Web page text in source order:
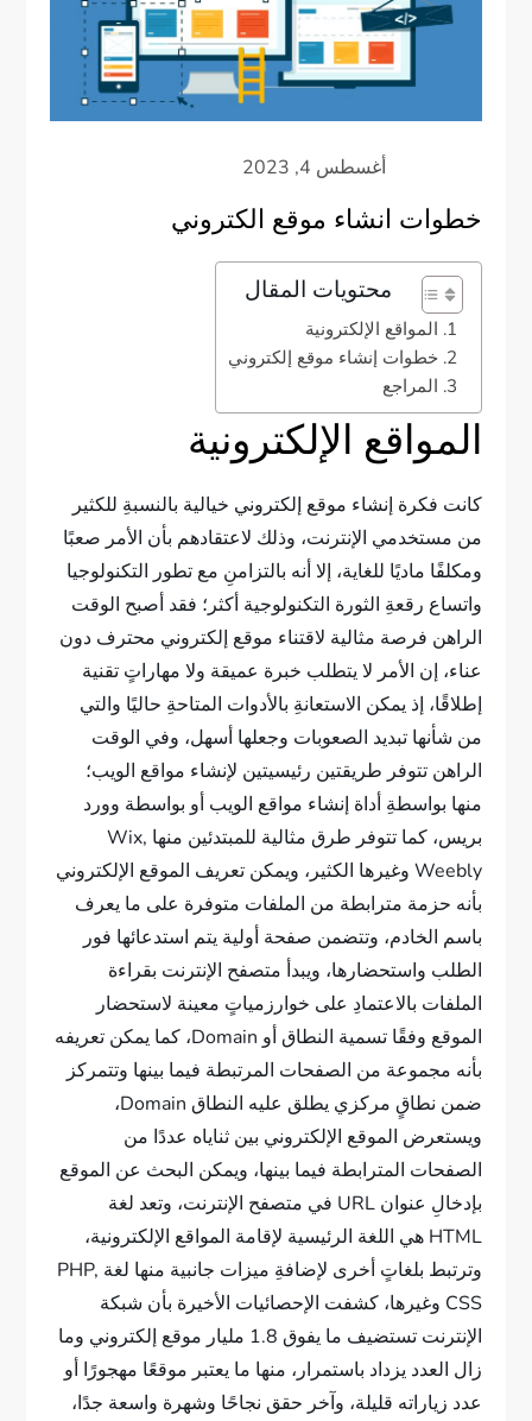
خطوات انشاء موقع الكتروني
محتويات المقال
المواقع الإلكترونية
خطوات إنشاء موقع إلكتروني
المراجع
المواقع الإلكترونية
كانت فكرة إنشاء موقع إلكتروني خيالية بالنسبةِ للكثير
من مستخدمي الإنترنت، وذلك لاعتقادهم بأن الأمر صعبًا
ومكلفًا ماديًا للغاية، إلا أنه بالتزامنِ مع تطور التكنولوجيا
واتساع رقعةِ الثورة التكنولوجية أكثر؛ فقد أصبح الوقت
الراهن فرصة مثالية لاقتناء موقع إلكتروني محترف دون
عناء، إن الأمر لا يتطلب خبرة عميقة ولا مهاراتٍ تقنية
إطلاقًا، إذ يمكن الاستعانةِ بالأدوات المتاحةِ حاليًا والتي
من شأنها تبديد الصعوبات وجعلها أسهل، وفي الوقت
الراهن تتوفر طريقتين رئيسيتين لإنشاء مواقع الويب؛
منها بواسطةِ أداة إنشاء مواقع الويب أو بواسطة وورد
بريس، كما تتوفر طرق مثالية للمبتدئين منها Wix,
Weebly وغيرها الكثير، ويمكن تعريف الموقع الإلكتروني
بأنه حزمة مترابطة من الملفات متوفرة على ما يعرف
باسم الخادم، وتتضمن صفحة أولية يتم استدعائها فور
الطلب واستحضارها، ويبدأ متصفح الإنترنت بقراءة
الملفات بالاعتمادِ على خوارزمياتٍ معينة لاستحضار
الموقع وفقًا تسمية النطاق أو Domain، كما يمكن تعريفه
بأنه مجموعة من الصفحات المرتبطة فيما بينها وتتمركز
ضمن نطاقٍ مركزي يطلق عليه النطاق Domain،
ويستعرض الموقع الإلكتروني بين ثناياه عددًا من
الصفحات المترابطة فيما بينها، ويمكن البحث عن الموقع
بإدخالِ عنوان URL في متصفح الإنترنت، وتعد لغة
HTML هي اللغة الرئيسية لإقامة المواقع الإلكترونية،
وترتبط بلغاتٍ أخرى لإضافةِ ميزات جانبية منها لغة PHP,
CSS وغيرها، كشفت الإحصائيات الأخيرة بأن شبكة
الإنترنت تستضيف ما يفوق 1.8 مليار موقع إلكتروني وما
زال العدد يزداد باستمرار، منها ما يعتبر موقعًا مهجورًا أو
عدد زياراته قليلة، وآخر حقق نجاحًا وشهرة واسعة جدًا،